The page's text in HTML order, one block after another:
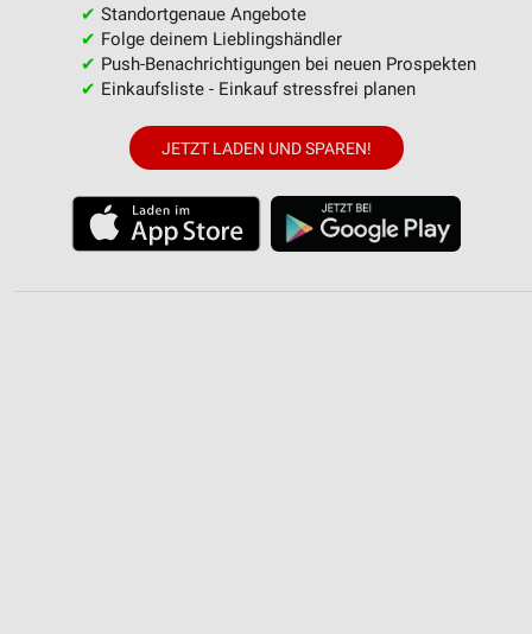
✔ Standortgenaue Angebote
✔ Folge deinem Lieblingshändler
✔ Push-Benachrichtigungen bei neuen Prospekten
✔ Einkaufsliste - Einkauf stressfrei planen
JETZT LADEN UND SPAREN!